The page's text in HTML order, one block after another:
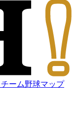
チーム野球マップ